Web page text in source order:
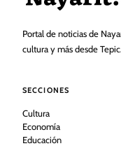
Portal de noticias de
cultura y más desde Tepic.
SECCIONES
Cultura
Economía
Educación